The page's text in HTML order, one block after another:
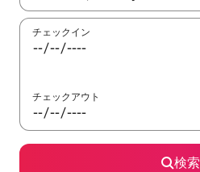
チェックイン
チェックアウト
検索